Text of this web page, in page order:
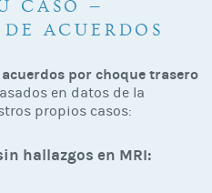
CASO —
ACUERDOS
por choque trasero
en datos de la
propios casos:
hallazgos en MRI: